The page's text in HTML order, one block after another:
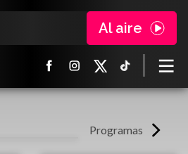
Al aire
Programas